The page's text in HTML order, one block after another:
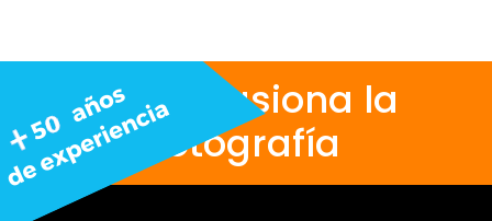
Nos apasiona la
fotografía